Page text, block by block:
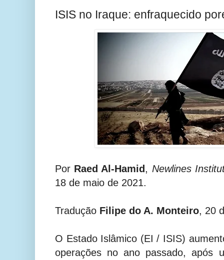
ISIS no Iraque: enfraquecido
Por Raed Al-Hamid, Newlines
18 de maio de 2021.
Tradução Filipe do A. Monteiro, 20
O Estado Islâmico (EI / ISIS)
operações no ano passado, após